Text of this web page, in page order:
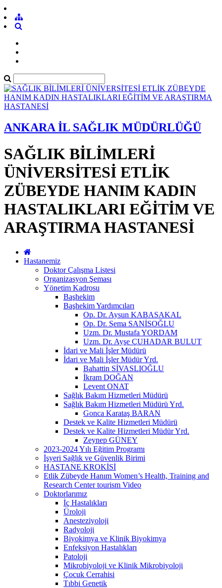
ANKARA İL SAĞLIK MÜDÜRLÜĞÜ
SAĞLIK BİLİMLERİ
ÜNİVERSİTESİ ETLİK
ZÜBEYDE HANIM KADIN
HASTALIKLARI EĞİTİM VE
ARAŞTIRMA HASTANESİ
Hastanemiz
Doktor Çalışma Listesi
Organizasyon Şeması
Yönetim Kadrosu
Başhekim
Başhekim Yardımcıları
Op. Dr. Aysun KABASAKAL
Op. Dr. Sema SANİSOĞLU
Uzm. Dr. Mustafa YORDAM
Uzm. Dr. Ayşe ÇUHADAR BULUT
İdari ve Mali İşler Müdürü
İdari ve Mali İşler Müdür Yrd.
Bahattin SİVASLIOĞLU
İkram DOĞAN
Levent ONAT
Sağlık Bakım Hizmetleri Müdürü
Sağlık Bakım Hizmetleri Müdürü Yrd.
Gonca Karataş BARAN
Destek ve Kalite Hizmetleri Müdürü
Destek ve Kalite Hizmetleri Müdür Yrd.
Zeynep GÜNEY
2023-2024 Yılı Eğitim Programı
İşyeri Sağlık ve Güvenlik Birimi
HASTANE KROKİSİ
Etlik Zübeyde Hanım Women’s Health, Training and
Research Center tourism Video
Doktorlarımız
İç Hastalıkları
Üroloji
Anesteziyoloji
Radyoloji
Biyokimya ve Klinik Biyokimya
Enfeksiyon Hastalıkları
Patoloji
Mikrobiyoloji ve Klinik Mikrobiyoloji
Çocuk Cerrahisi
Tıbbi Genetik